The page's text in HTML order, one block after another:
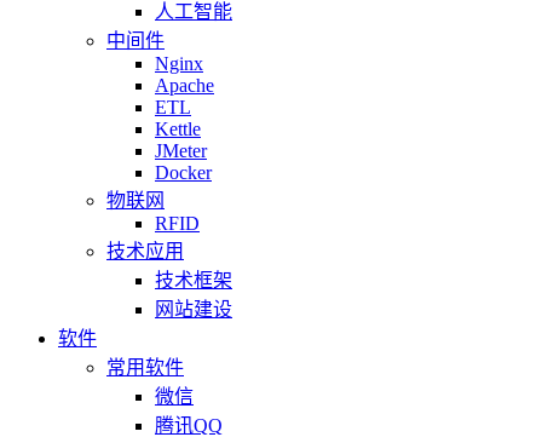
人工智能
中间件
Nginx
Apache
ETL
Kettle
JMeter
Docker
物联网
RFID
技术应用
技术框架
网站建设
软件
常用软件
微信
腾讯QQ